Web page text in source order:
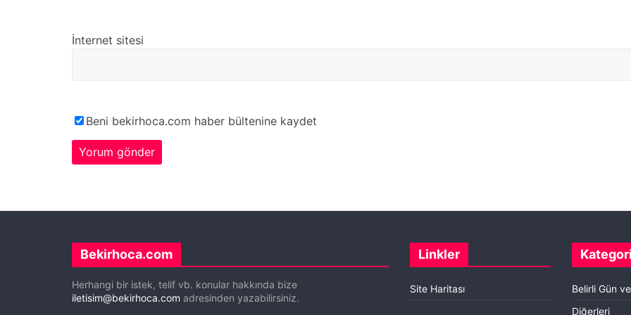
İnternet sitesi
Beni bekirhoca.com haber bültenine kaydet
Bekirhoca.com
Herhangi bir istek, telif vb. konular hakkında bize
iletisim@bekirhoca.com adresinden yazabilirsiniz.
Linkler
Site Haritası
Belirli Gün
Diğerleri